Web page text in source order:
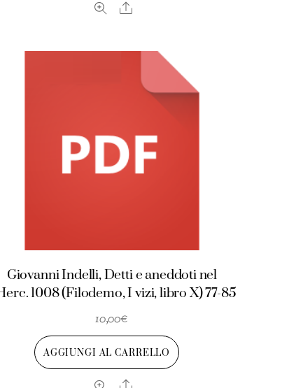
Share
Giovanni Indelli, Detti e aneddoti nel
1008 (Filodemo, I vizi, libro X) 77-85
10,00€
AGGIUNGI AL CARRELLO